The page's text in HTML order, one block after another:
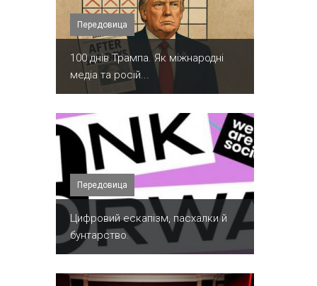
Передовица
100 днів Трампа. Як міжнародні
медіа та росій...
Передовица
​Цифровий ескапізм, пасхалки й
бунтарство.